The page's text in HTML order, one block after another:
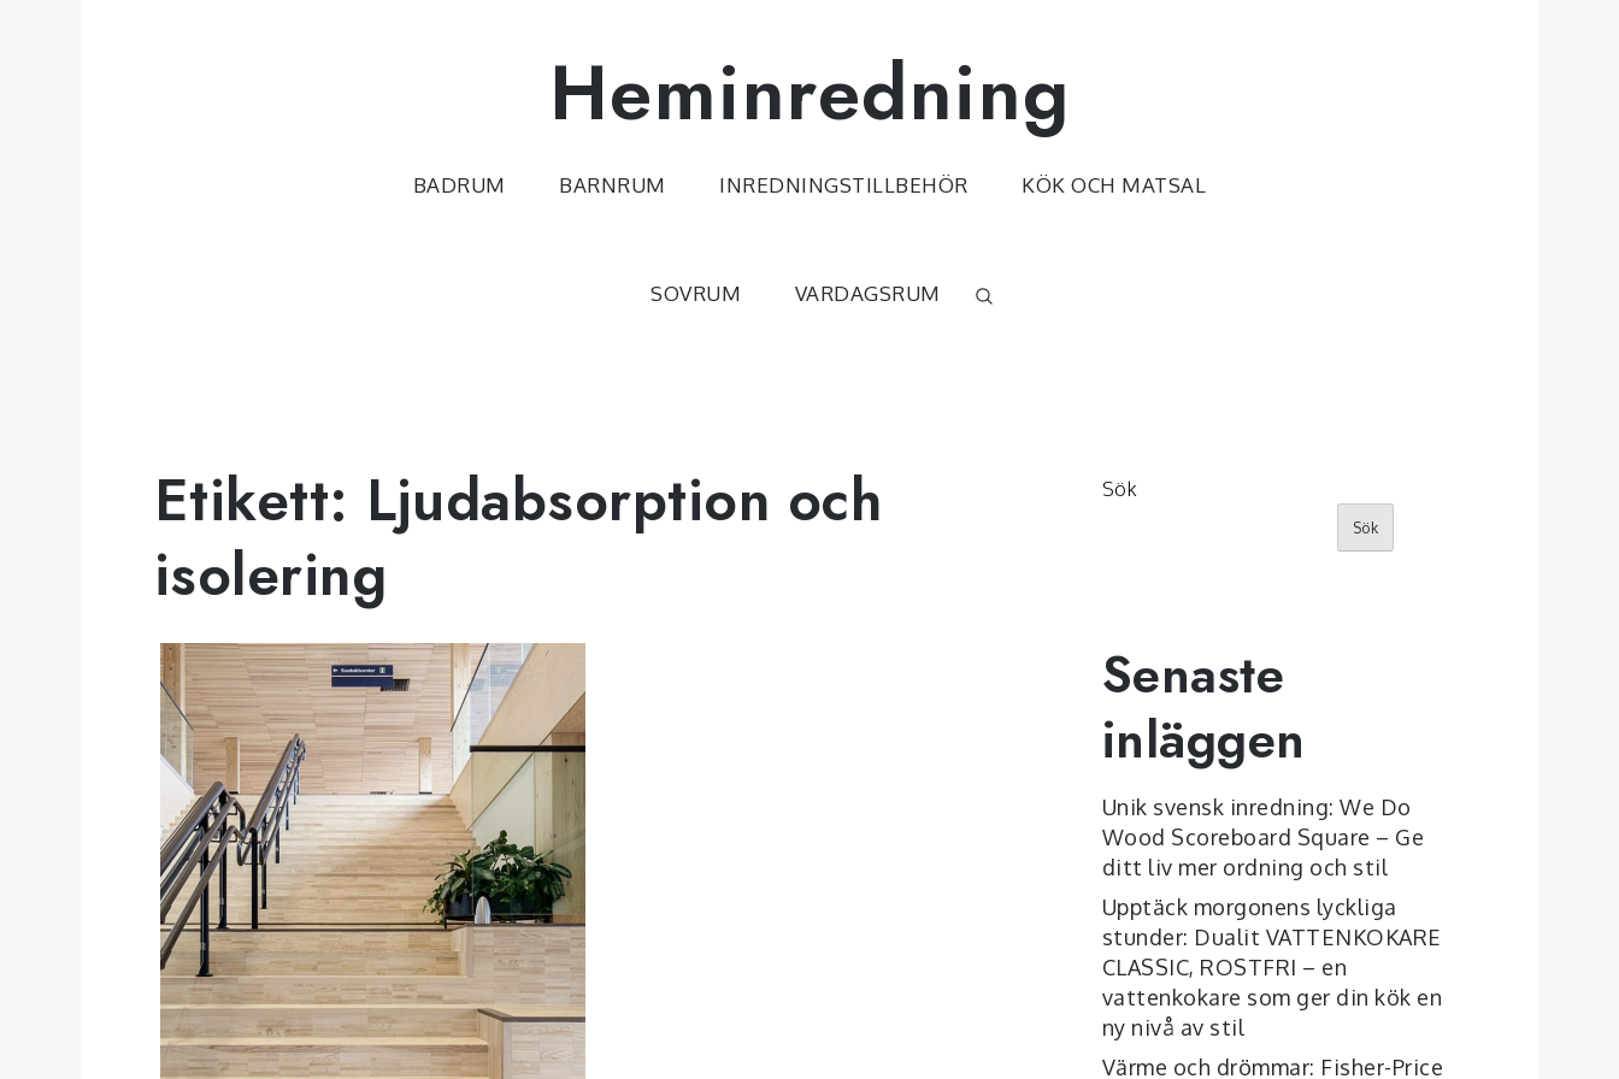
Heminredning
BADRUM BARNRUM INREDNINGSTILLBEHÖR KÖK OCH MATSAL
SOVRUM VARDAGSRUM
Etikett: Ljudabsorption och
isolering
Sök
Sök
Senaste
inläggen
Unik svensk inredning: We Do
Wood Scoreboard Square – Ge
ditt liv mer ordning och stil
Upptäck morgonens lyckliga
stunder: Dualit VATTENKOKARE
CLASSIC, ROSTFRI – en
vattenkokare som ger din kök en
ny nivå av stil
Värme och drömmar: Fisher-Price